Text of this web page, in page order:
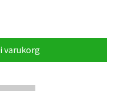
varukorg